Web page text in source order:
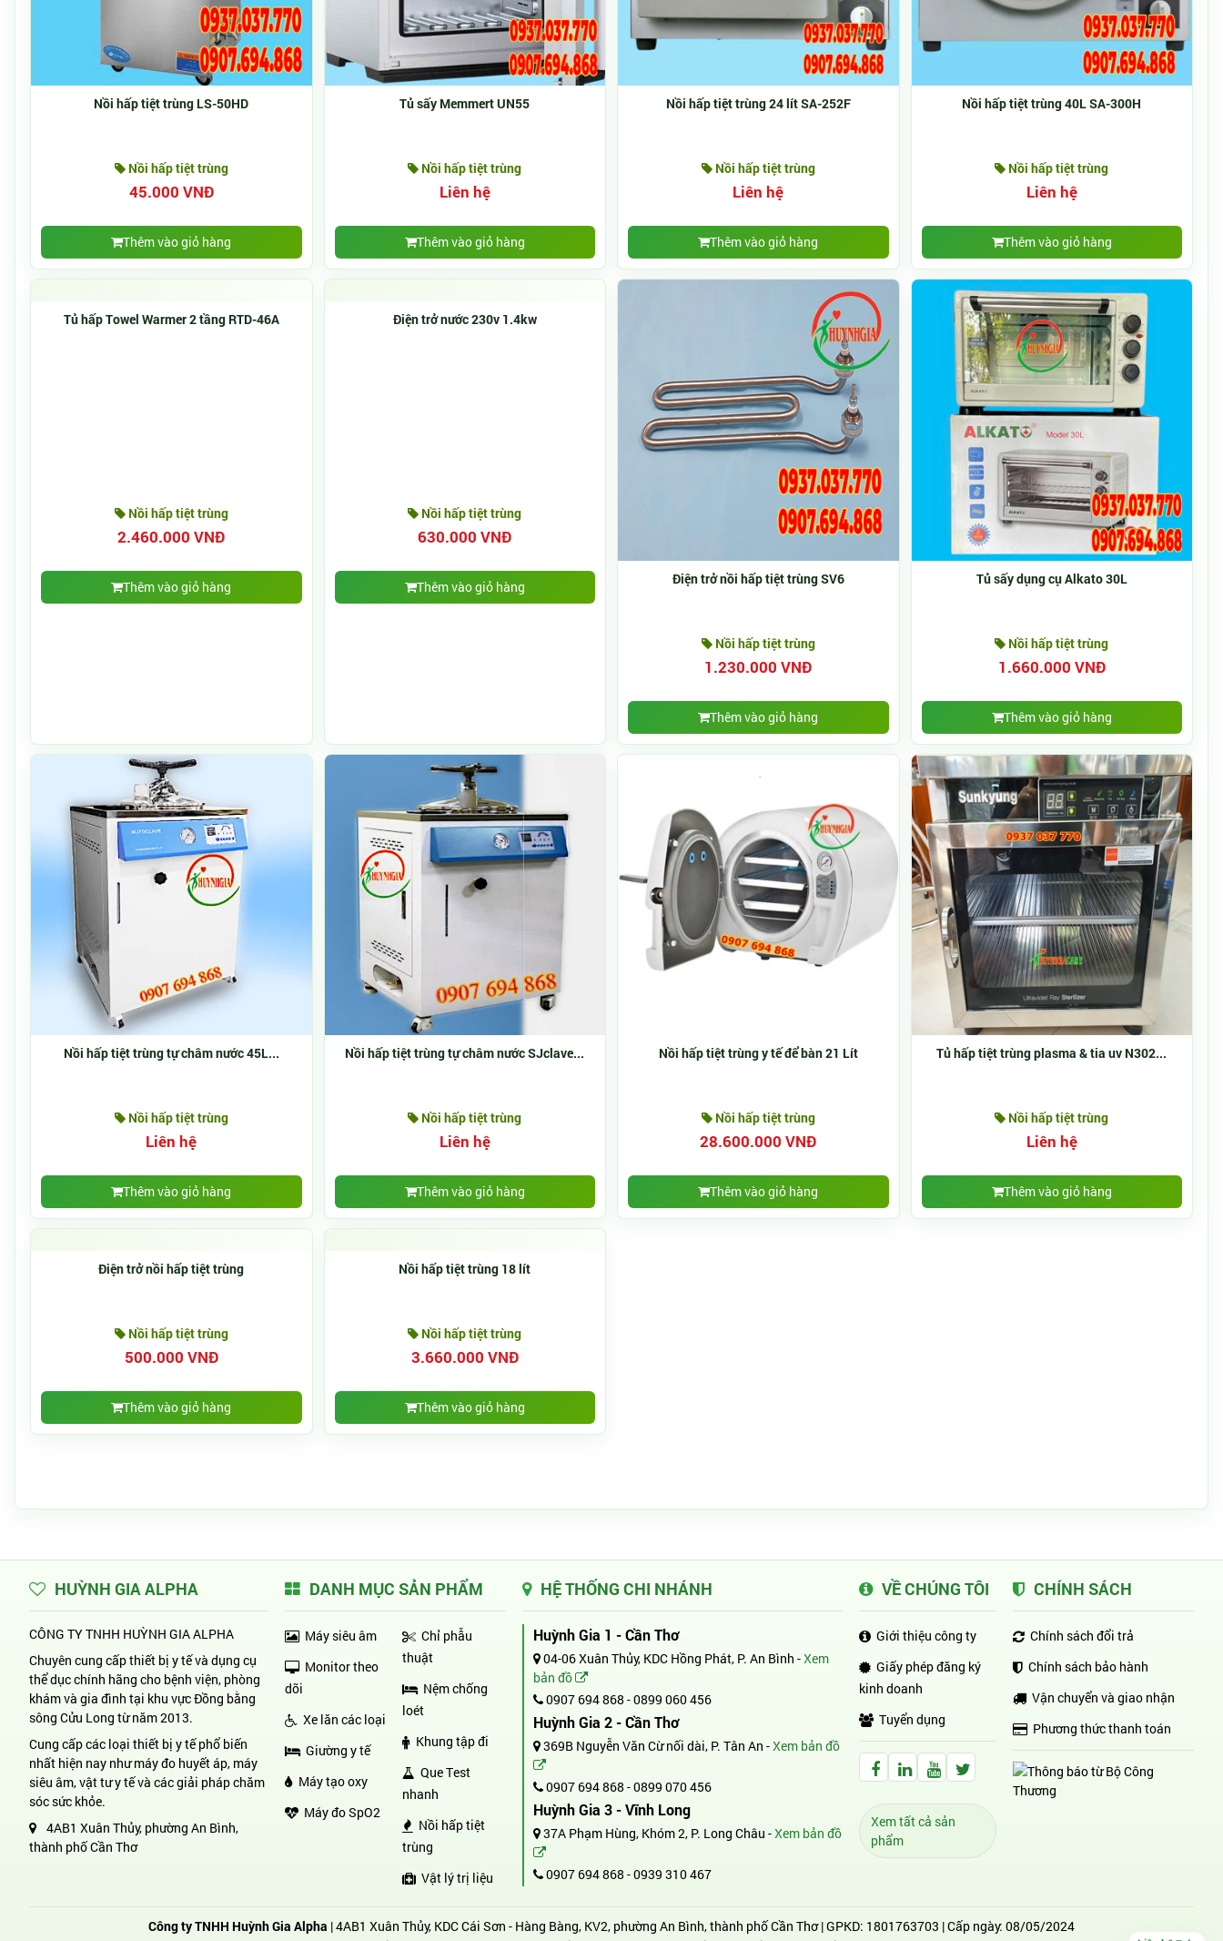
Nồi hấp tiệt trùng LS-50HD
Nồi hấp tiệt trùng
45.000 VNĐ
Thêm vào giỏ hàng
Tủ sấy Memmert UN55
Nồi hấp tiệt trùng
Liên hệ
Thêm vào giỏ hàng
Nồi hấp tiệt trùng 24 lít SA-252F
Nồi hấp tiệt trùng
Liên hệ
Thêm vào giỏ hàng
Nồi hấp tiệt trùng 40L SA-300H
Nồi hấp tiệt trùng
Liên hệ
Thêm vào giỏ hàng
Tủ hấp Towel Warmer 2 tầng RTD-46A
Nồi hấp tiệt trùng
2.460.000 VNĐ
Thêm vào giỏ hàng
Điện trở nước 230v 1.4kw
Nồi hấp tiệt trùng
630.000 VNĐ
Thêm vào giỏ hàng
Điện trở nồi hấp tiệt trùng SV6
Nồi hấp tiệt trùng
1.230.000 VNĐ
Thêm vào giỏ hàng
Tủ sấy dụng cụ Alkato 30L
Nồi hấp tiệt trùng
1.660.000 VNĐ
Thêm vào giỏ hàng
Nồi hấp tiệt trùng tự châm nước 45L...
Nồi hấp tiệt trùng
Liên hệ
Thêm vào giỏ hàng
Nồi hấp tiệt trùng tự châm nước SJclave...
Nồi hấp tiệt trùng
Liên hệ
Thêm vào giỏ hàng
Nồi hấp tiệt trùng y tế để bàn 21 Lít
Nồi hấp tiệt trùng
28.600.000 VNĐ
Thêm vào giỏ hàng
Tủ hấp tiệt trùng plasma & tia uv N302...
Nồi hấp tiệt trùng
Liên hệ
Thêm vào giỏ hàng
Điện trở nồi hấp tiệt trùng
Nồi hấp tiệt trùng
500.000 VNĐ
Thêm vào giỏ hàng
Nồi hấp tiệt trùng 18 lít
Nồi hấp tiệt trùng
3.660.000 VNĐ
Thêm vào giỏ hàng
HUỲNH GIA ALPHA
CÔNG TY TNHH HUỲNH GIA ALPHA
Chuyên cung cấp thiết bị y tế và dụng cụ
thể dục chính hãng cho bệnh viện, phòng
khám và gia đình tại khu vực Đồng bằng
sông Cửu Long từ năm 2013.
Cung cấp các loại thiết bị y tế phổ biến
nhất hiện nay như máy đo huyết áp, máy
siêu âm, vật tư y tế và các giải pháp chăm
sóc sức khỏe.
4AB1 Xuân Thủy, phường An Bình,
thành phố Cần Thơ
DANH MỤC SẢN PHẨM
Máy siêu âm
Monitor theo
dõi
Xe lăn các loại
Giường y tế
Máy tạo oxy
Máy đo SpO2
Chỉ phẫu
thuật
Nệm chống
loét
Khung tập đi
Que Test
nhanh
Nồi hấp tiệt
trùng
Vật lý trị liệu
HỆ THỐNG CHI NHÁNH
Huỳnh Gia 1 - Cần Thơ
04-06 Xuân Thủy, KDC Hồng Phát, P. An Bình -Xem
bản đồ
0907 694 868 -0899 060 456
Huỳnh Gia 2 - Cần Thơ
369B Nguyễn Văn Cừ nối dài, P. Tân An -Xem bản đồ
0907 694 868 -0899 070 456
Huỳnh Gia 3 - Vĩnh Long
37A Phạm Hùng, Khóm 2, P. Long Châu -Xem bản đồ
0907 694 868 -0939 310 467
VỀ CHÚNG TÔI
Giới thiệu công ty
Giấy phép đăng ký
kinh doanh
Tuyển dụng
Facebook Huỳnh Gia Alpha
LinkedIn Huỳnh Gia Alpha
YouTube Huỳnh Gia Alpha
Twitter Huỳnh Gia Alpha
Xem tất cả sản
phẩm
CHÍNH SÁCH
Chính sách đổi trả
Chính sách bảo hành
Vận chuyển và giao nhận
Phương thức thanh toán
Công ty TNHH Huỳnh Gia Alpha | 4AB1 Xuân Thủy, KDC Cái Sơn - Hàng Bàng, KV2, phường An Bình, thành phố Cần Thơ | GPKD: 1801763703 | Cấp ngày: 08/05/2024